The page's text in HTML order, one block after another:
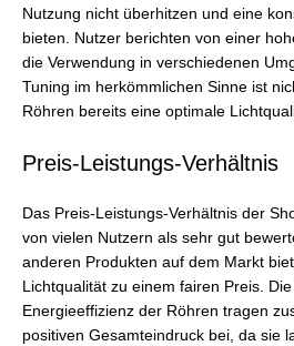
Nutzung nicht überhitzen und eine
bieten. Nutzer berichten von einer
die Verwendung in verschiedenen
Tuning im herkömmlichen Sinne ist
Röhren bereits eine optimale
Preis-Leistungs-Verhältnis
Das Preis-Leistungs-Verhältnis der
von vielen Nutzern als sehr gut
anderen Produkten auf dem Markt
Lichtqualität zu einem fairen Preis.
Energieeffizienz der Röhren tragen
positiven Gesamteindruck bei, da sie